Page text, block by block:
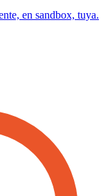
en sandbox, tuya.